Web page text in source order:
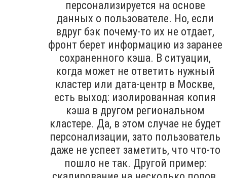
персонализируется на основе
данных о пользователе. Но, если
вдруг бэк почему-то их не отдает,
фронт берет информацию из заранее
сохраненного кэша. В ситуации,
когда может не ответить нужный
кластер или дата-центр в Москве,
есть выход: изолированная копия
кэша в другом региональном
кластере. Да, в этом случае не будет
персонализации, зато пользователь
даже не успеет заметить, что что-то
пошло не так. Другой пример: